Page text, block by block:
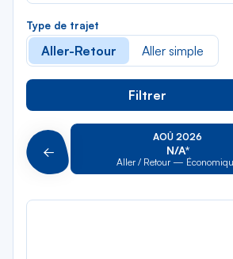
Type de trajet
Aller-Retour Aller simple
Filtrer
Précédent
AOÛ 2026
N/A*
Aller / Retour —